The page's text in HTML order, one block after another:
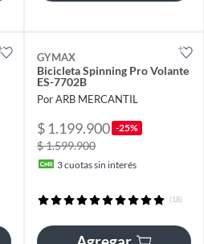
GYMAX
Bicicleta Spinning Pro Volante
ES-7702B
Por ARB MERCANTIL
$ 1.199.900 -25%
$ 1.599.900
3cuotas sin interés
(18)